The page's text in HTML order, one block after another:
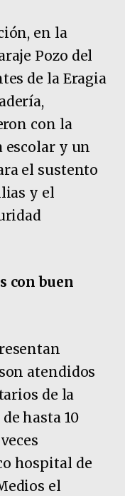
en la
Pozo del
de la Eragia
con la
escolar y un
el sustento
y el
con buen
atendidos
de la
hasta 10
hospital de
el